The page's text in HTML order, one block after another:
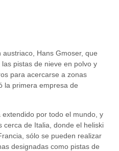
Hans Gmoser, que
pistas de nieve en polvo y
para acercarse a zonas
la primera empresa de
por todo el mundo, y
cerca de Italia, donde el heliski
sólo se pueden realizar
designadas como pistas de